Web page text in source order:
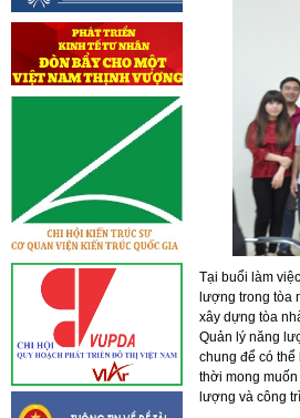
Tại buổi làm
lượng trong tòa
xây dựng tòa
Quản lý năng
chung để có
thời mong
lượng và công